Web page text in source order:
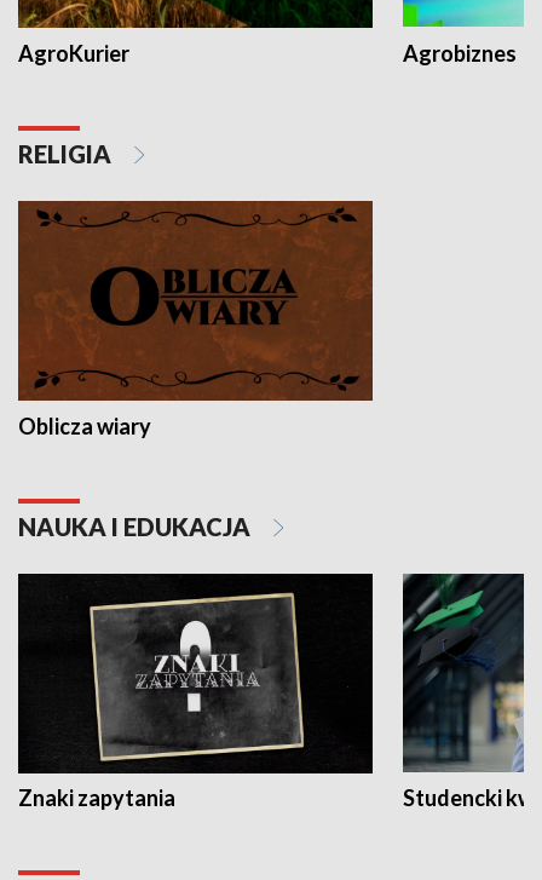
AgroKurier Agrobiznes
RELIGIA
Oblicza wiary
NAUKA I EDUKACJA
Znaki zapytania Studencki